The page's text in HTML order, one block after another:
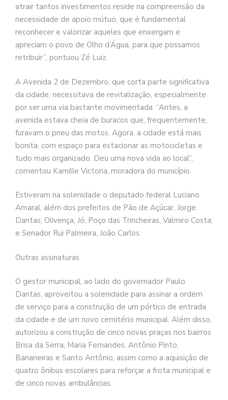
atrair tantos investimentos reside na compreensão da
necessidade de apoio mútuo, que é fundamental
reconhecer e valorizar aqueles que enxergam e
apreciam o povo de Olho d’Água, para que possamos
retribuir”, pontuou Zé Luiz.
A Avenida 2 de Dezembro, que corta parte significativa
da cidade, necessitava de revitalização, especialmente
por ser uma via bastante movimentada. “Antes, a
avenida estava cheia de buracos que, frequentemente,
furavam o pneu das motos. Agora, a cidade está mais
bonita, com espaço para estacionar as motocicletas e
tudo mais organizado. Deu uma nova vida ao local”,
comentou Kamille Victoria, moradora do município.
Estiveram na solenidade o deputado federal Luciano
Amaral, além dos prefeitos de Pão de Açúcar, Jorge
Dantas; Olivença, Jó; Poço das Trincheiras, Valmiro Costa;
e Senador Rui Palmeira, João Carlos.
Outras assinaturas
O gestor municipal, ao lado do governador Paulo
Dantas, aproveitou a solenidade para assinar a ordem
de serviço para a construção de um pórtico de entrada
da cidade e de um novo cemitério municipal. Além disso,
autorizou a construção de cinco novas praças nos bairros
Brisa da Serra, Maria Fernandes, Antônio Pinto,
Bananeiras e Santo Antônio, assim como a aquisição de
quatro ônibus escolares para reforçar a frota municipal e
de cinco novas ambulâncias.